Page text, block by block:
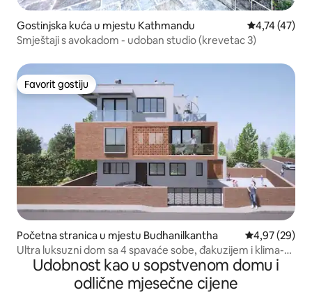
Gostinjska kuća u mjestu Kathmandu prosječna
4,74 (47)
Smještaji s avokadom - udoban studio (krevetac 3)
Favorit gostiju
Favorit gostiju
Početna stranica u mjestu Budhanilkantha prosječna
4,97 (29)
Ultra luksuzni dom sa 4 spavaće sobe, đakuzijem i klima-
uređajem
Udobnost kao u sopstvenom domu i
odlične mjesečne cijene